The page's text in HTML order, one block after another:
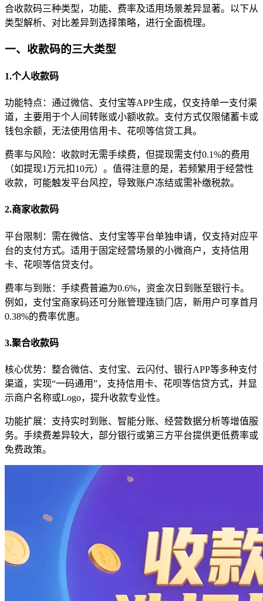
合收款码三种类型，功能、费率及适用场景差异显著。以下从
类型解析、对比差异到选择策略，进行全面梳理。
一、收款码的三大类型
1.个人收款码
功能特点：通过微信、支付宝等APP生成，仅支持单一支付渠
道，主要用于个人间转账或小额收款。支付方式仅限储蓄卡或
钱包余额，无法使用信用卡、花呗等信贷工具。
费率与风险：收款时无需手续费，但提现需支付0.1%的费用
（如提现1万元扣10元）。值得注意的是，若频繁用于经营性
收款，可能触发平台风控，导致账户冻结或需补缴税款。
2.商家收款码
平台限制：需在微信、支付宝等平台单独申请，仅支持对应平
台的支付方式。适用于固定经营场景的小微商户，支持信用
卡、花呗等信贷支付。
费率与到账：手续费普遍为0.6%，资金次日到账至银行卡。
例如，支付宝商家码还可分账管理连锁门店，新用户可享首月
0.38%的费率优惠。
3.聚合收款码
核心优势：整合微信、支付宝、云闪付、银行APP等多种支付
渠道，实现“一码通用”，支持信用卡、花呗等信贷方式，并显
示商户名称或Logo，提升收款专业性。
功能扩展：支持实时到账、智能分账、经营数据分析等增值服
务。手续费差异较大，部分银行或第三方平台提供更低费率或
免费政策。